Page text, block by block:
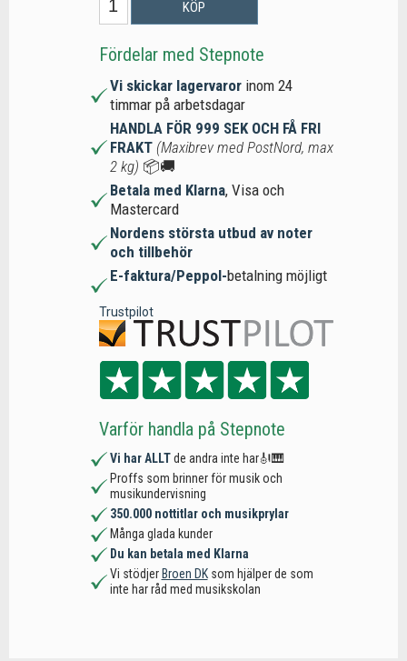
KÖP
Fördelar med Stepnote
Vi skickar lagervaror inom 24
timmar på arbetsdagar
HANDLA FÖR 999 SEK OCH FÅ FRI
FRAKT (Maxibrev med PostNord, max
2 kg) 📦🚚
Betala med Klarna, Visa och
Mastercard
Nordens största utbud av noter
och tillbehör
E-faktura/Peppol-betalning möjligt
Trustpilot
Varför handla på Stepnote
Vi har ALLTde andra inte har🎻🎹
Proffs som brinner för musik och
musikundervisning
350.000 nottitlar och musikprylar
Många glada kunder
Du kan betala med Klarna
Vi stödjer Broen DKsom hjälper de som
inte har råd med musikskolan